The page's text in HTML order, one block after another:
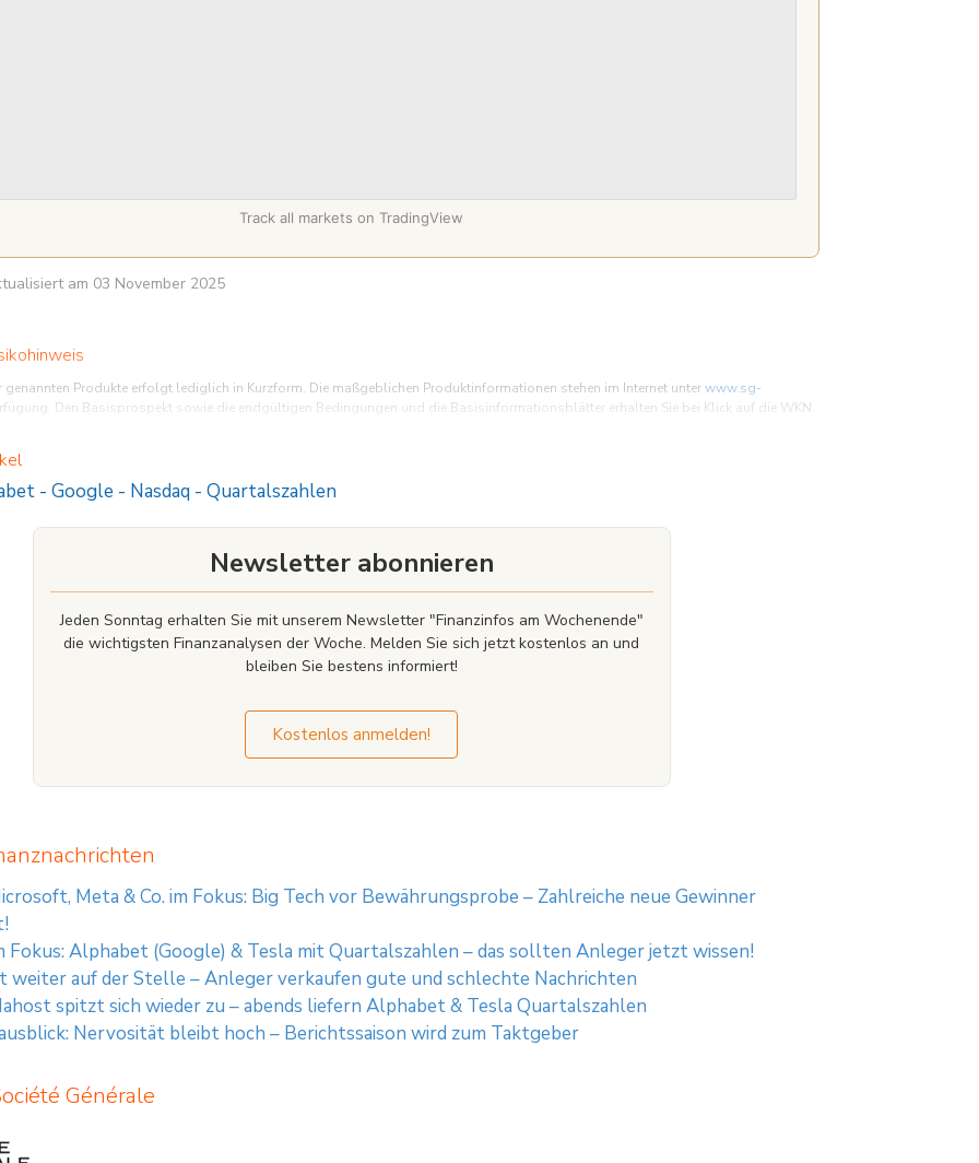
Track all markets on TradingView
am 03 November 2025
genannten Produkte erfolgt lediglich in Kurzform. Die maßgeblichen Produktinformationen stehen im Internet unterwww.sg-
Den Basisprospekt sowie die endgültigen Bedingungen und die Basisinformationsblätter erhalten Sie bei Klick auf die WKN.
Anlagezeiträume geeignet sind. Wir empfehlen Interessenten und potenziellen Anlegern, den Basisprospekt und die
insbesondere, um die potenziellen Risiken und Chancen der Entscheidung, in die Wertpapiere zu investieren, vollends zu
-Google - Nasdaq -Quartalszahlen
Newsletter abonnieren
Jeden Sonntag erhalten Sie mit unserem Newsletter "Finanzinfos am Wochenende"
die wichtigsten Finanzanalysen der Woche. Melden Sie sich jetzt kostenlos an und
bleiben Sie bestens informiert!
Kostenlos anmelden!
Meta & Co. im Fokus: Big Tech vor Bewährungsprobe – Zahlreiche neue Gewinner
Fokus: Alphabet (Google) & Tesla mit Quartalszahlen – das sollten Anleger jetzt wissen!
auf der Stelle – Anleger verkaufen gute und schlechte Nachrichten
spitzt sich wieder zu – abends liefern Alphabet & Tesla Quartalszahlen
Nervosität bleibt hoch – Berichtssaison wird zum Taktgeber
Générale